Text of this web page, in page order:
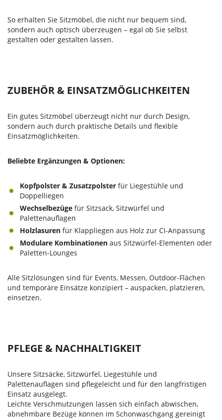
So erhalten Sie Sitzmöbel, die nicht nur bequem sind,
sondern auch optisch überzeugen – egal ob Sie selbst
gestalten oder gestalten lassen.
ZUBEHÖR & EINSATZMÖGLICHKEITEN
Ein gutes Sitzmöbel überzeugt nicht nur durch Design,
sondern auch durch praktische Details und flexible
Einsatzmöglichkeiten.
Beliebte Ergänzungen & Optionen:
Kopfpolster & Zusatzpolster für Liegestühle und
Doppelliegen
Wechselbezüge für Sitzsack, Sitzwürfel und
Palettenauflagen
Holzlasuren für Klappliegen aus Holz zur CI-Anpassung
Modulare Kombinationen aus Sitzwürfel-Elementen oder
Paletten-Lounges
Alle Sitzlösungen sind für Events, Messen, Outdoor-Flächen
und temporäre Einsätze konzipiert – auspacken, platzieren,
einsetzen.
PFLEGE & NACHHALTIGKEIT
Unsere Sitzsäcke, Sitzwürfel, Liegestühle und
Palettenauflagen sind pflegeleicht und für den langfristigen
Einsatz ausgelegt.
Leichte Verschmutzungen lassen sich einfach abwischen,
abnehmbare Bezüge können im Schonwaschgang gereinigt